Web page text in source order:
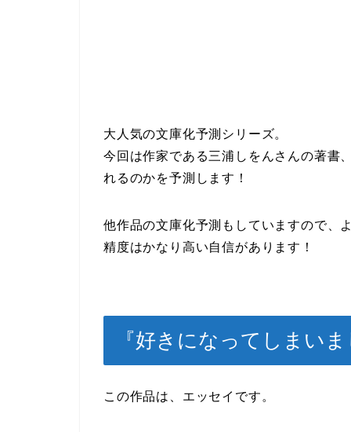
大人気の文庫化予測シリーズ。
今回は作家である三浦しをんさんの著書
れるのかを予測します！
他作品の文庫化予測もしていますので、
精度はかなり高い自信があります！
『好きになってしまい
この作品は、エッセイです。